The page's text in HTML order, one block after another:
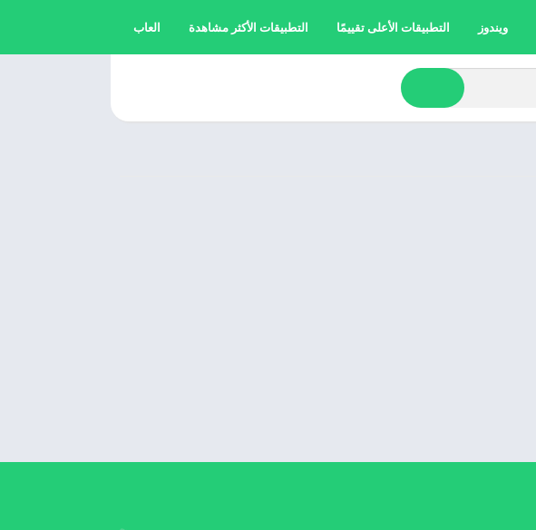
ويندوز التطبيقات الأعلى تقييمًا التطبيقات الأكثر مشاهدة العاب